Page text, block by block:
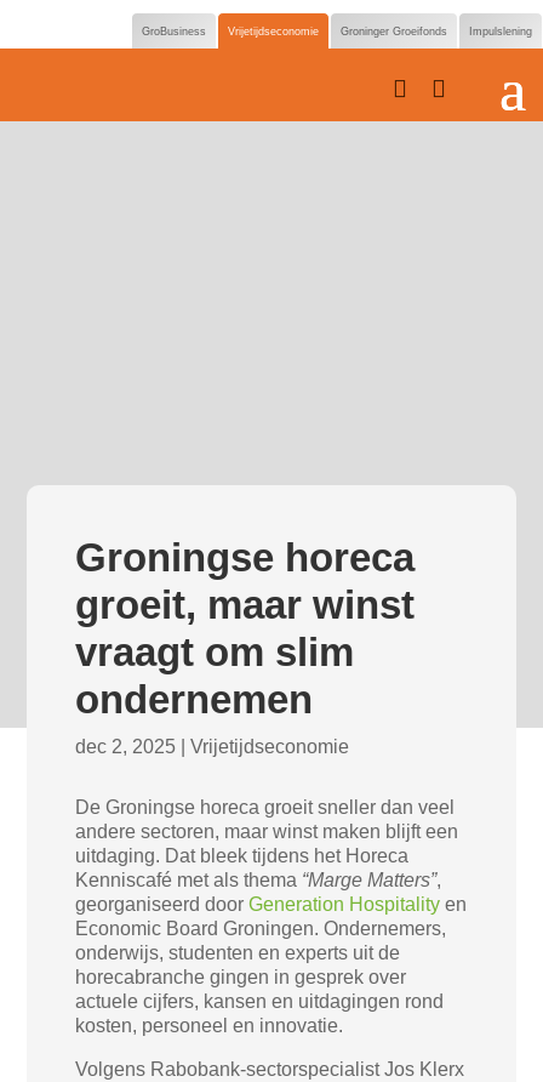
GroBusiness Vrijetijdseconomie Groninger Groeifonds Impulslening
 
Groningse horeca
groeit, maar winst
vraagt om slim
ondernemen
dec 2, 2025 |Vrijetijdseconomie
De Groningse horeca groeit sneller dan veel
andere sectoren, maar winst maken blijft een
uitdaging. Dat bleek tijdens het Horeca
Kenniscafé met als thema “Marge Matters”,
georganiseerd doorGeneration Hospitality en
Economic Board Groningen. Ondernemers,
onderwijs, studenten en experts uit de
horecabranche gingen in gesprek over
actuele cijfers, kansen en uitdagingen rond
kosten, personeel en innovatie.
Volgens Rabobank-sectorspecialist Jos Klerx